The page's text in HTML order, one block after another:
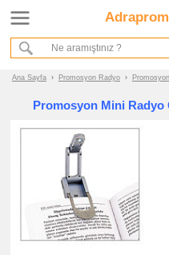
Ana Sayfa › Promosyon Radyo ›
Promosyon Mini Radyo
Ana Sayfa
Hakkımızda
Kurumsal Hizmet Akışımız
Promosyon
Ürünleri
promosyon
Radyo
promosyon
Mini
Radyo